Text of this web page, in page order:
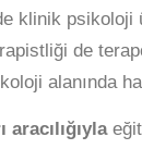
klinik
de
alanında